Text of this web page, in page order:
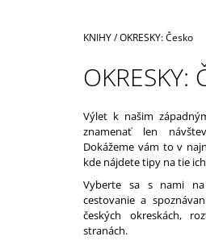
Domov
KNIHY/OKRESKY: Česko
OKRESKY:
Výlet k našim
znamenať len
Dokážeme vám to v
kde nájdete tipy na tie
Vyberte sa s nami
cestovanie a
českých okreskách,
stranách.
€39,90